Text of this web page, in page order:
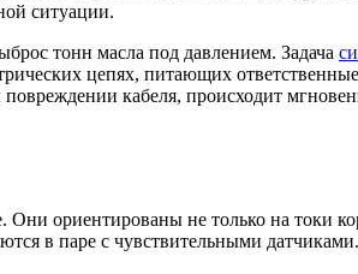
ситуации.
тонн масла под давлением. Задача
цепях, питающих
кабеля, происходит
Они ориентированы не только на токи
в паре с чувствительными